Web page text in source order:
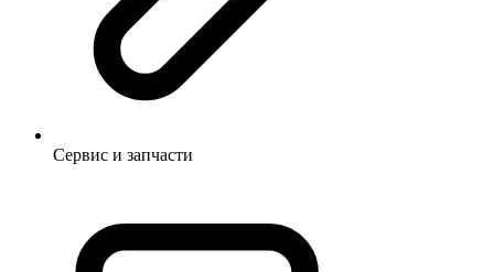
Сервис и запчасти